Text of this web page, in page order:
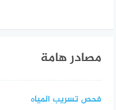
مصادر هامة
فحص تسريب المياه